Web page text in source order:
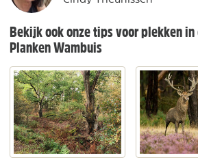
Bekijk ook onze tips voor plekken
Planken Wambuis